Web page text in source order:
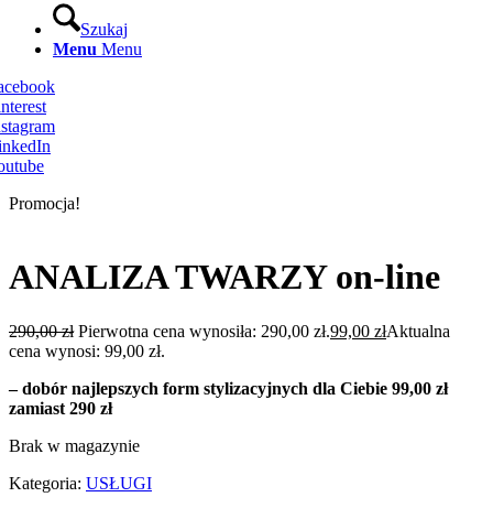
Szukaj
Menu Menu
Promocja!
ANALIZA TWARZY on-line
290,00zł Pierwotna cena wynosiła: 290,00 zł.99,00 złAktualna
cena wynosi: 99,00 zł.
– dobór najlepszych form stylizacyjnych dla Ciebie 99,00 zł
zamiast 290 zł
Brak w magazynie
Kategoria: USŁUGI